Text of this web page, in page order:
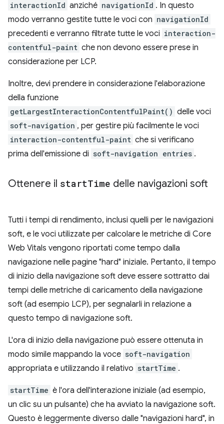
interactionId anziché navigationId . In questo
modo verranno gestite tutte le voci con navigationId
precedenti e verranno filtrate tutte le voci interaction-
contentful-paint che non devono essere prese in
considerazione per LCP.
Inoltre, devi prendere in considerazione l'elaborazione
della funzione
getLargestInteractionContentfulPaint() delle voci
soft-navigation , per gestire più facilmente le voci
interaction-contentful-paint che si verificano
prima dell'emissione di soft-navigation entries .
Ottenere il startTime delle navigazioni soft
Tutti i tempi di rendimento, inclusi quelli per le navigazioni
soft, e le voci utilizzate per calcolare le metriche di Core
Web Vitals vengono riportati come tempo dalla
navigazione nelle pagine "hard" iniziale. Pertanto, il tempo
di inizio della navigazione soft deve essere sottratto dai
tempi delle metriche di caricamento della navigazione
soft (ad esempio LCP), per segnalarli in relazione a
questo tempo di navigazione soft.
L'ora di inizio della navigazione può essere ottenuta in
modo simile mappando la voce soft-navigation
appropriata e utilizzando il relativo startTime .
startTime è l'ora dell'interazione iniziale (ad esempio,
un clic su un pulsante) che ha avviato la navigazione soft.
Questo è leggermente diverso dalle "navigazioni hard", in